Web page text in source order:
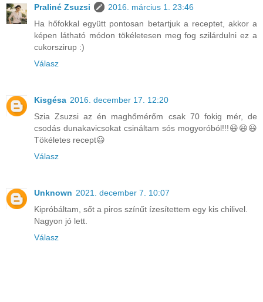
Praliné Zsuzsi
2016. március 1. 23:46
Ha hőfokkal együtt pontosan betartjuk a receptet, akkor a
képen látható módon tökéletesen meg fog szilárdulni ez a
cukorszirup :)
Válasz
Kisgésa 2016. december 17. 12:20
Szia Zsuzsi az én maghőmérőm csak 70 fokig mér, de
csodás dunakavicsokat csináltam sós mogyoróból!!!😃😃😃
Tökéletes recept😃
Válasz
Unknown 2021. december 7. 10:07
Kipróbáltam, sőt a piros színűt ízesítettem egy kis chilivel.
Nagyon jó lett.
Válasz